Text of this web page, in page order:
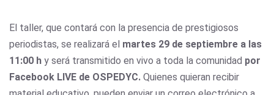
El taller, que contará con la presencia de prestigiosos
periodistas, se realizará el martes 29 de septiembre a las
11:00 h y será transmitido en vivo a toda la comunidad por
Facebook LIVE de OSPEDYC. Quienes quieran recibir